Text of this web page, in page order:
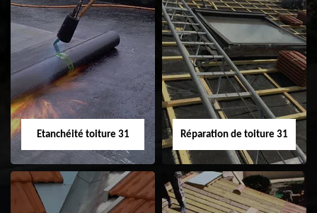
Peinture sur tuile
31
Nettoyage
demoussage de
toiture 31
Etanchéité toiture 31 Réparation de toiture 31